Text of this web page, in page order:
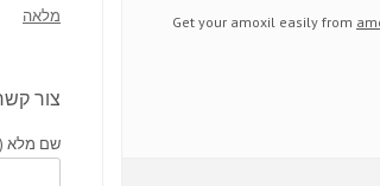
Get your amoxil easily from
מלאה
צור
שם מלא